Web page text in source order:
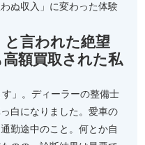
ぬ収入」に変わった体験
と言われた絶望
額買取された私
す」。ディーラーの整備士
白になりました。愛車の
勤途中のこと。何とか自